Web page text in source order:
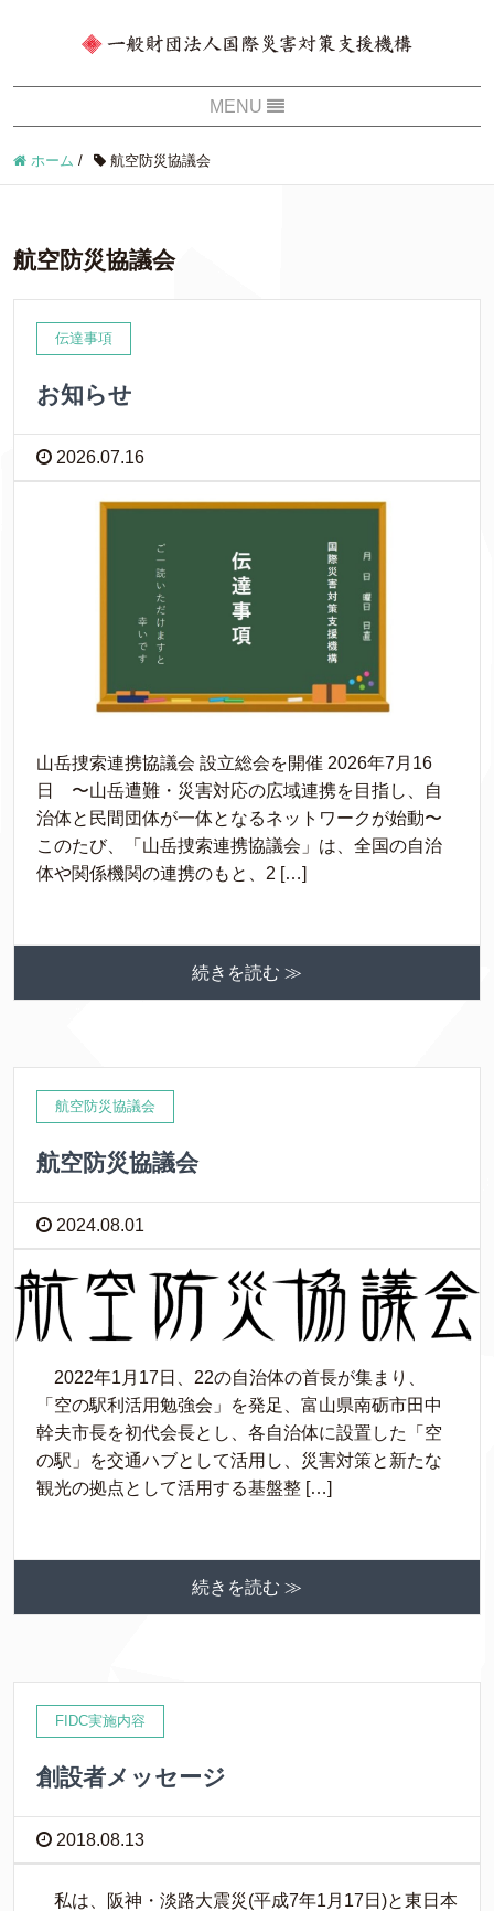
ホーム / 航空防災協議会
航空防災協議会
伝達事項
お知らせ
2026.07.16
山岳捜索連携協議会 設立総会を開催 2026年7月16
日 〜山岳遭難・災害対応の広域連携を目指し、自
治体と民間団体が一体となるネットワークが始動〜
このたび、「山岳捜索連携協議会」は、全国の自治
体や関係機関の連携のもと、2 […]
続きを読む ≫
航空防災協議会
航空防災協議会
2024.08.01
2022年1月17日、22の自治体の首長が集まり、
「空の駅利活用勉強会」を発足、富山県南砺市田中
幹夫市長を初代会長とし、各自治体に設置した「空
の駅」を交通ハブとして活用し、災害対策と新たな
観光の拠点として活用する基盤整 […]
続きを読む ≫
FIDC実施内容
創設者メッセージ
2018.08.13
私は、阪神・淡路大震災(平成7年1月17日)と東日本